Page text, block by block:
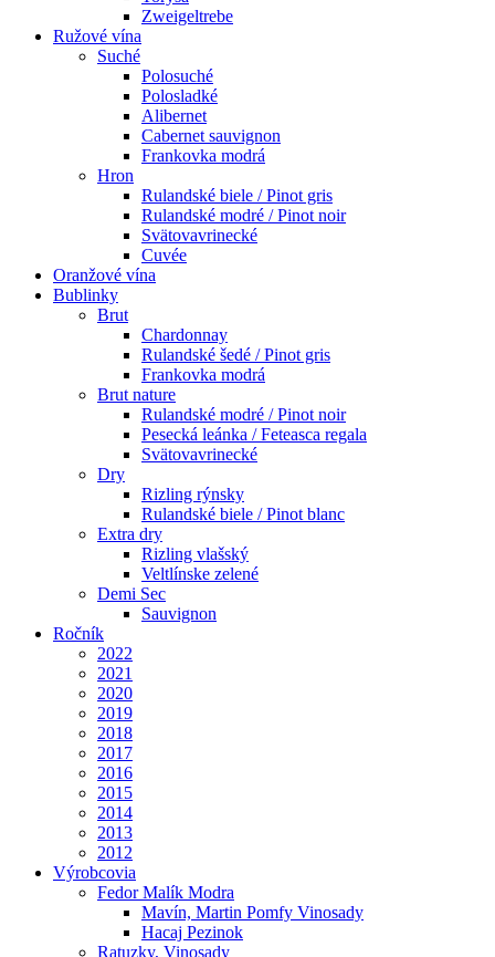
Zweigeltrebe
Ružové vína
Suché
Polosuché
Polosladké
Alibernet
Cabernet sauvignon
Frankovka modrá
Hron
Rulandské biele / Pinot gris
Rulandské modré / Pinot noir
Svätovavrinecké
Cuvée
Oranžové vína
Bublinky
Brut
Chardonnay
Rulandské šedé / Pinot gris
Frankovka modrá
Brut nature
Rulandské modré / Pinot noir
Pesecká leánka / Feteasca regala
Svätovavrinecké
Dry
Rizling rýnsky
Rulandské biele / Pinot blanc
Extra dry
Rizling vlašský
Veltlínske zelené
Demi Sec
Sauvignon
Ročník
2022
2021
2020
2019
2018
2017
2016
2015
2014
2013
2012
Výrobcovia
Fedor Malík Modra
Mavín, Martin Pomfy Vinosady
Hacaj Pezinok
Ratuzky, Vinosady